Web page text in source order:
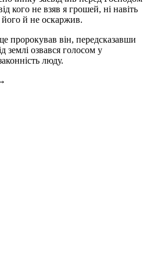
кого не взяв я грошей, ні навіть
його й не оскаржив.
пророкував він, передсказавши
землі озвався голосом у
люду.